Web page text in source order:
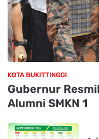
KOTA BUKITTINGGI
Gubernur
Alumni SMKN 1